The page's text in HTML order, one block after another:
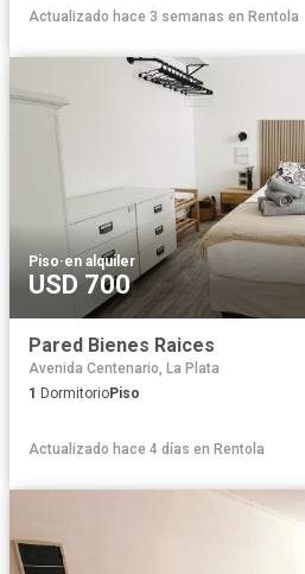
Actualizado hace 3 semanas en Rentola
Piso·en alquiler
USD 700
Pared Bienes Raices
Avenida Centenario, La Plata
1 DormitorioPiso
Actualizado hace 4 días en Rentola